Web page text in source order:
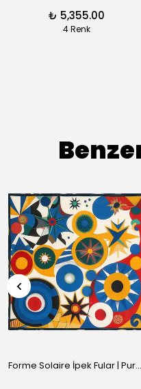
₺ 5,355.00
4 Renk
Forme Solaire İpek Fular | Pure Paris